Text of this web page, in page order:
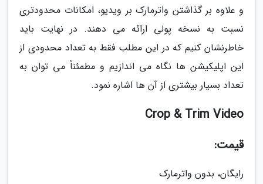
و علاوه بر گذاشتن واترمارک بر ویدیو، امکانات محدودتری
نسبت به نسخه پولی ارائه می دهند. در نهایت باید
خاطرنشان کنیم که در این مطلب فقط به تعداد محدودی از
این اپلیکیشن ها نگاه می اندازیم و مطمئناً می توان به
تعداد بسیار بیشتری از آن ها اشاره نمود.
Crop & Trim Video
قیمت:
رایگان، بدون واترمارک